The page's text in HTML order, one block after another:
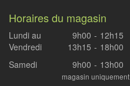
Horaires du magasin
Lundi au
Vendredi
9h00
13h15
-
-
12h15
18h00
Samedi
9h00 - 13h00
magasin uniquement